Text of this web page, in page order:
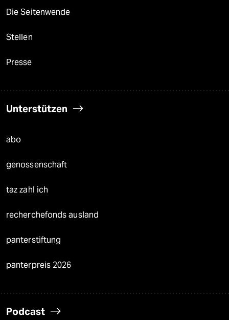
Die Seitenwende
Stellen
Presse
Unterstützen
abo
genossenschaft
taz zahl ich
recherchefonds ausland
panterstiftung
panterpreis 2026
Podcast